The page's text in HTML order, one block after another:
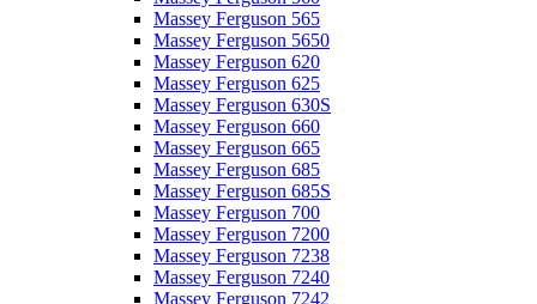
Massey Ferguson 565
Massey Ferguson 5650
Massey Ferguson 620
Massey Ferguson 625
Massey Ferguson 630S
Massey Ferguson 660
Massey Ferguson 665
Massey Ferguson 685
Massey Ferguson 685S
Massey Ferguson 700
Massey Ferguson 7200
Massey Ferguson 7238
Massey Ferguson 7240
Massey Ferguson 7242